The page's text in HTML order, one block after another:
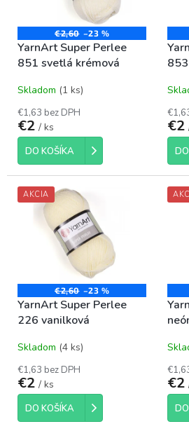
k
t
o
v
d
u
t
o
v
€2,60 –23 %
YarnArt Super Perlee
851 svetlá krémová
Skladom (1 ks)
€1,63 bez DPH
€2 / ks
DO KOŠÍKA
€2
AKCIA
€2,60 –23 %
YarnArt Super Perlee
226 vanilková
Skladom (4 ks)
€1,63 bez DPH
€2 / ks
DO KOŠÍKA
€2